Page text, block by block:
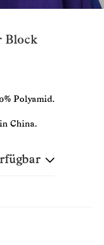
Block
Polyamid.
China.